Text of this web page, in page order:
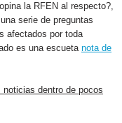
la RFEN al respecto?,
serie de preguntas
afectados por toda
es una escueta nota de
noticias dentro de pocos